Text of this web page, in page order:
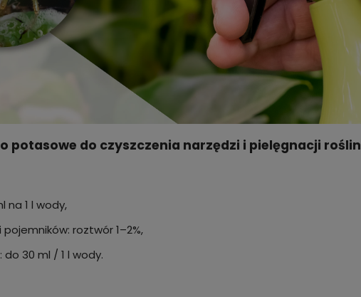
potasowe do czyszczenia narzędzi i pielęgnacji roślin
na 1 l wody,
roztwór 1–2%,
30 ml / 1 l wody.